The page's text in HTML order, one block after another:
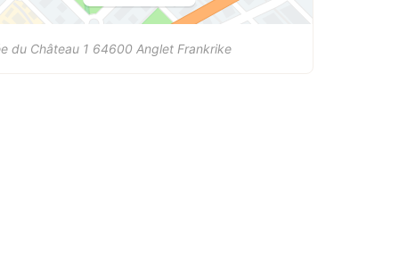
du Château 1 64600 Anglet Frankrike